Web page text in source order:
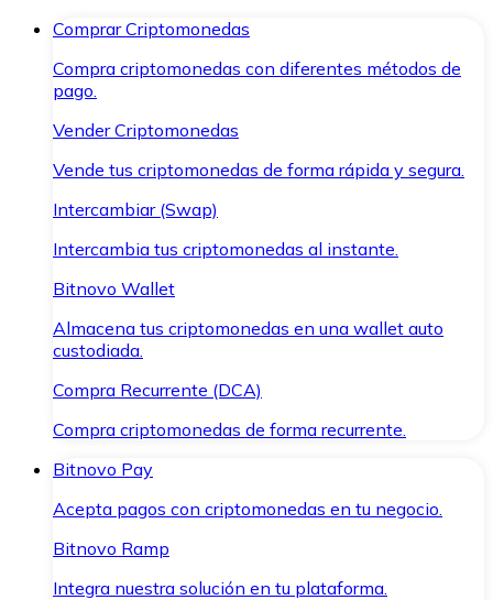
Comprar Criptomonedas
Compra criptomonedas con diferentes métodos de
pago.
Vender Criptomonedas
Vende tus criptomonedas de forma rápida y segura.
Intercambiar (Swap)
Intercambia tus criptomonedas al instante.
Bitnovo Wallet
Almacena tus criptomonedas en una wallet auto
custodiada.
Compra Recurrente (DCA)
Compra criptomonedas de forma recurrente.
Bitnovo Pay
Acepta pagos con criptomonedas en tu negocio.
Bitnovo Ramp
Integra nuestra solución en tu plataforma.